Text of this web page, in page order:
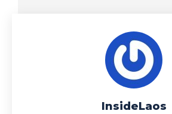
InsideLaos